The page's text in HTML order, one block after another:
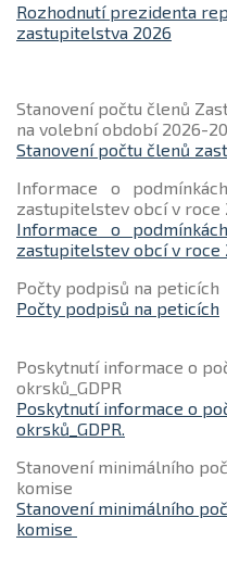
Rozhodnutí prezidenta
zastupitelstva 2026
Stanovení počtu členů
na volební období 2026-
Stanovení počtu členů
Informace o
zastupitelstev obcí v roce
Informace o
zastupitelstev obcí v roce
Počty podpisů na peticích
Počty podpisů na peticích
Poskytnutí informace o
okrsků_GDPR
Poskytnutí informace o
okrsků_GDPR.
Stanovení minimálního
komise
Stanovení minimálního
komise